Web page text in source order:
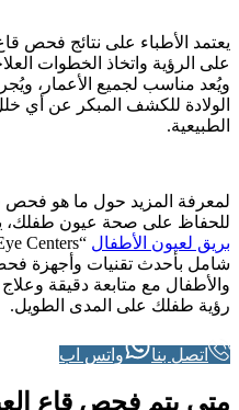
يعتمد الأطباء على نتائج فحص
على الرؤية واتخاذ الخطوات
ويُعد مناسب لجميع الأعمار،
الولادة للكشف المبكر عن أي
الطبيعية.
لمعرفة المزيد حول ما هو فحص
للحفاظ على صحة عيون طفلك،
بريق لعيون الأطفال
شامل بأحدث تقنيات وأجهزة فحص
والأطفال مع متابعة دقيقة
رؤية طفلك على المدى الطويل.
اتصل بنا واتس اب
متى يتم فحص قاع